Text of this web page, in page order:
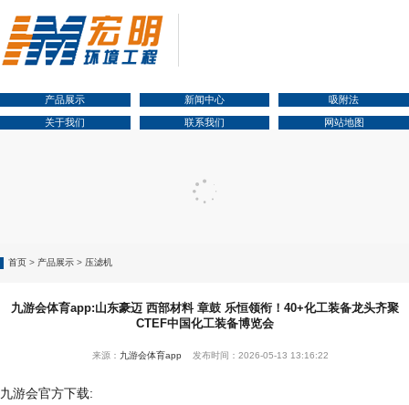
产品展示 新闻中心 吸附法
关于我们 联系我们 网站地图
首页 > 产品展示 > 压滤机
九游会体育app:山东豪迈 西部材料 章鼓 乐恒领衔！40+化工装备龙头齐聚
CTEF中国化工装备博览会
来源： 九游会体育app 发布时间：2026-05-13 13:16:22
九游会官方下载: